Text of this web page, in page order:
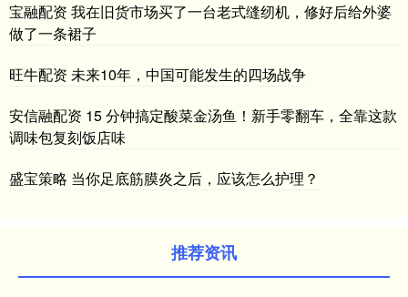
宝融配资 我在旧货市场买了一台老式缝纫机，修好后给外婆
做了一条裙子
旺牛配资 未来10年，中国可能发生的四场战争
安信融配资 15 分钟搞定酸菜金汤鱼！新手零翻车，全靠这款
调味包复刻饭店味
盛宝策略 当你足底筋膜炎之后，应该怎么护理？
推荐资讯